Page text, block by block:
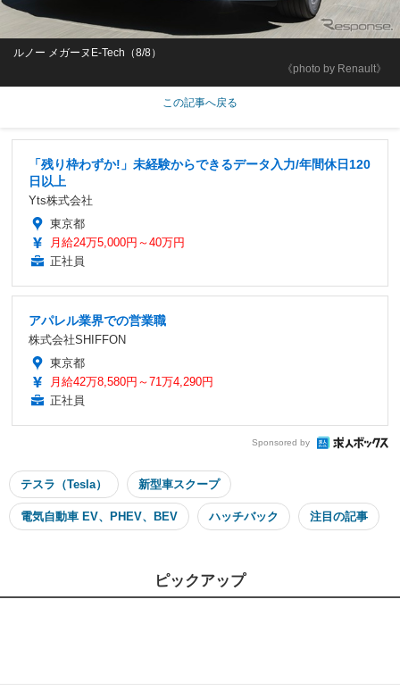
《photo by Renault》
ルノー メガーヌE-Tech（8/8）
この記事へ戻る
「残り枠わずか!」未経験からできるデータ入力/年間休日120
日以上
Yts株式会社
東京都
月給24万5,000円～40万円
正社員
アパレル業界での営業職
株式会社SHIFFON
東京都
月給42万8,580円～71万4,290円
正社員
Sponsored by
テスラ（Tesla） 新型車スクープ
電気自動車 EV、PHEV、BEV ハッチバック 注目の記事
ピックアップ